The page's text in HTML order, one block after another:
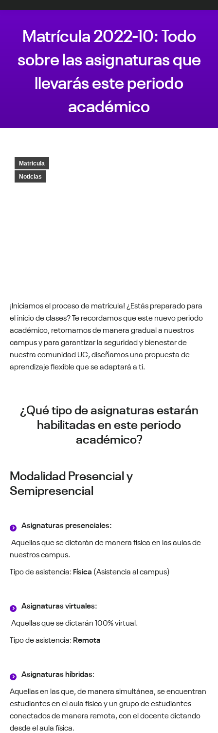
Matrícula 2022-10: Todo
sobre las asignaturas que
llevarás este periodo
académico
Matricula
Noticias
¡Iniciamos el proceso de matrícula! ¿Estás preparado para
el inicio de clases? Te recordamos que este nuevo periodo
académico, retornamos de manera gradual a nuestros
campus y para garantizar la seguridad y bienestar de
nuestra comunidad UC, diseñamos una propuesta de
aprendizaje flexible que se adaptará a ti.
¿Qué tipo de asignaturas estarán
habilitadas en este periodo
académico?
Modalidad Presencial y
Semipresencial
Asignaturas presenciales:
Aquellas que se dictarán de manera física en las aulas de
nuestros campus.
Tipo de asistencia: Física (Asistencia al campus)
Asignaturas virtuales:
Aquellas que se dictarán 100% virtual.
Tipo de asistencia: Remota
Asignaturas híbridas:
Aquellas en las que, de manera simultánea, se encuentran
estudiantes en el aula física y un grupo de estudiantes
conectados de manera remota, con el docente dictando
desde el aula física.